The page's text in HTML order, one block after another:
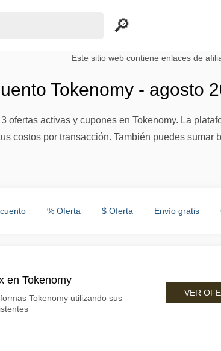
Este sitio web contiene enlaces de
Tokenomy - agosto
ofertas activas y cupones en Tokenomy. La
costos por transacción. También puedes sumar
% Oferta $ Oferta Envío gratis
en Tokenomy
Tokenomy utilizando sus
VER